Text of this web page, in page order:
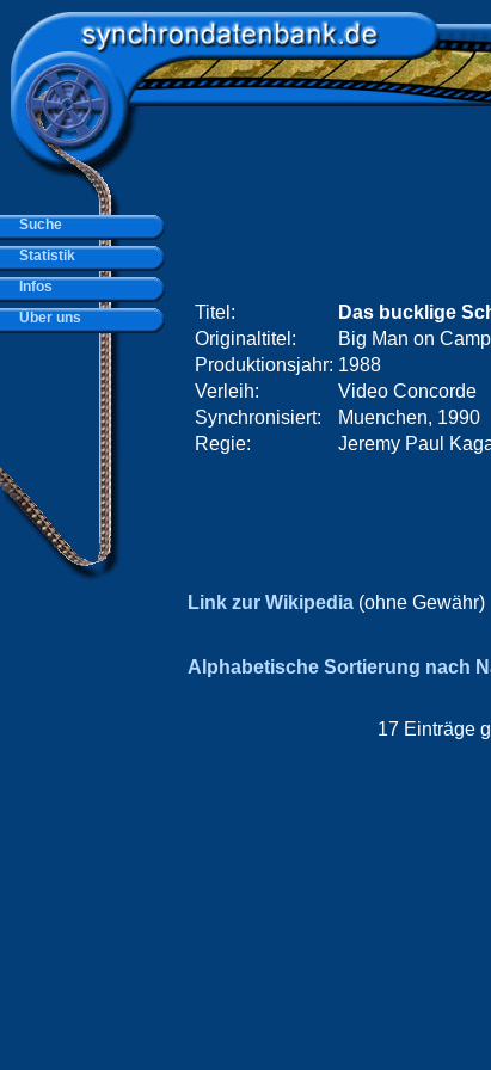
Titel:
Das bucklige
Originaltitel:
Big Man on
Produktionsjahr: 1988
Verleih:
Video Concorde
Synchronisiert:
Muenchen, 1990
Regie:
Jeremy Paul
Link zur Wikipedia (ohne Gewähr)
Alphabetische Sortierung nach
17 Einträge
Suche
Statistik
Infos
Über uns